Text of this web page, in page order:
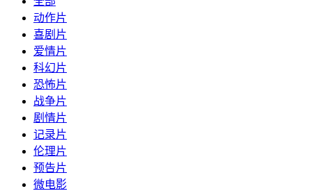
动作片
喜剧片
爱情片
科幻片
恐怖片
战争片
剧情片
记录片
伦理片
预告片
微电影